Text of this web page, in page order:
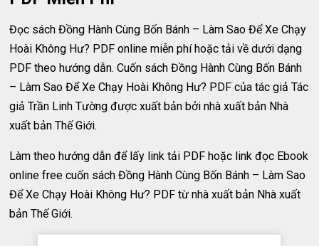
Đọc sách Đồng Hành Cùng Bốn Bánh – Làm Sao Để Xe Chạy
Hoài Không Hư? PDF online miễn phí hoặc tải về dưới dạng
PDF theo hướng dẫn. Cuốn sách Đồng Hành Cùng Bốn Bánh
– Làm Sao Để Xe Chạy Hoài Không Hư? PDF của tác giả Tác
giả Trần Linh Tường được xuất bản bởi nhà xuất bản Nhà
xuất bản Thế Giới.
Làm theo hướng dẫn để lấy link tải PDF hoặc link đọc Ebook
online free cuốn sách Đồng Hành Cùng Bốn Bánh – Làm Sao
Để Xe Chạy Hoài Không Hư? PDF từ nhà xuất bản Nhà xuất
bản Thế Giới.